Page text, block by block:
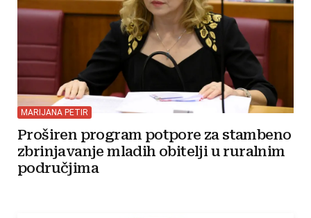
MARIJANA PETIR
Proširen program potpore za stambeno
zbrinjavanje mladih obitelji u ruralnim
područjima